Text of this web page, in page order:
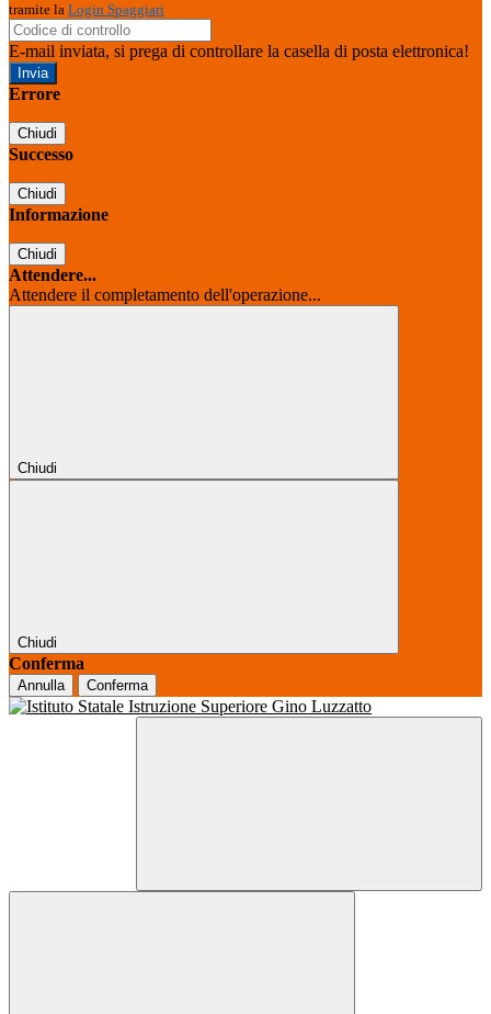
tramite la Login Spaggiari
E-mail inviata, si prega di controllare la casella di posta elettronica!
Errore
Chiudi
Successo
Chiudi
Informazione
Chiudi
Attendere...
Attendere il completamento dell'operazione...
Chiudi
Chiudi
Conferma
Annulla Conferma